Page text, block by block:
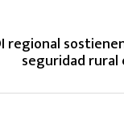
regional
seguridad rural